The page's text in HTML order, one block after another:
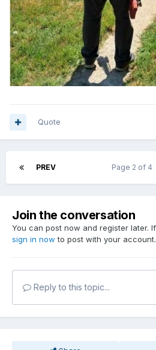
Quote
PREV Page 2 of 4
Join the conversation
You can post now and register later.
sign in now to post with your account.
Reply to this topic...